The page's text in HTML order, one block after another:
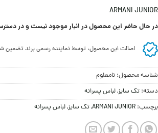
ARMANI JUNIOR
در حال حاضر این محصول در انبار موجود نیست و در
اصالت این محصول، توسط نماینده رسمی برند تضمین
شناسه محصول: نامعلوم
دسته: تک سایز,لباس پسرانه
برچسب: ARMANI JUNIOR
,تک سایز,لباس پسرانه